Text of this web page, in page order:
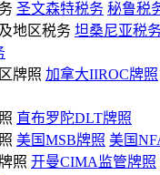
圣文森特税务 秘鲁税
地区税务 坦桑尼亚税
牌照 加拿大IIROC牌照
直布罗陀DLT牌照
美国MSB牌照 美国
照 开曼CIMA监管牌照